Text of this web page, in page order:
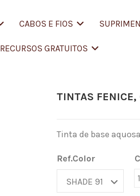
CABOS E FIOS
RECURSOS GRATUITOS
TINTAS FENICE,
Tinta de base
Ref.Color